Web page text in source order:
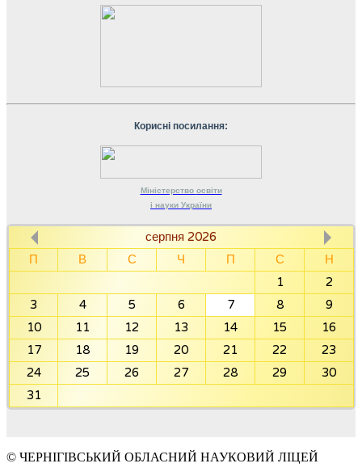
Корисні посилання:
Міністерство освіти
і науки України
серпня 2026
П
В С Ч П С
Н
1
2
3
4 5 6 7 8
9
10
11 12 13 14 15
16
17
18 19 20 21 22
23
24
25 26 27 28 29
30
31
© ЧЕРНІГІВСЬКИЙ ОБЛАСНИЙ НАУКОВИЙ ЛІЦЕЙ